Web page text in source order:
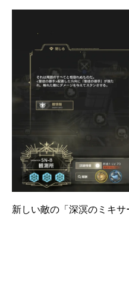
新しい敵の「深溟のミキサ